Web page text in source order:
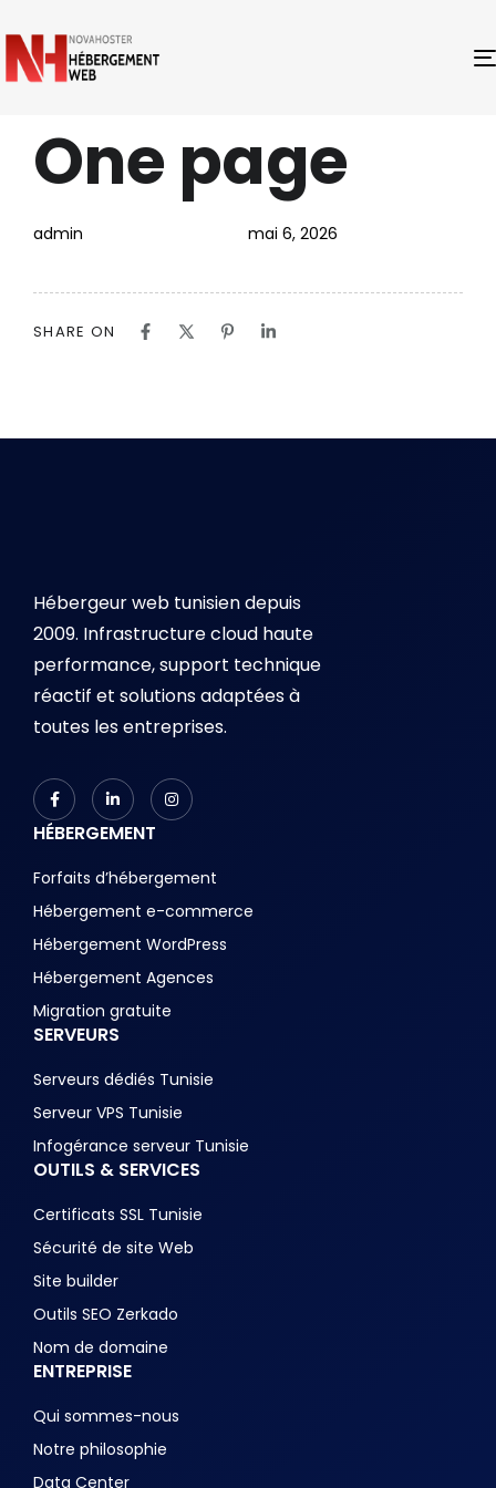
PUBLISHED
IN:
One page
Author
admin
Published
on:
mai 6, 2026
SHARE ON
Hébergeur web tunisien depuis
2009. Infrastructure cloud haute
performance, support technique
réactif et solutions adaptées à
toutes les entreprises.
HÉBERGEMENT
Forfaits d’hébergement
Hébergement e-commerce
Hébergement WordPress
Hébergement Agences
Migration gratuite
SERVEURS
Serveurs dédiés Tunisie
Serveur VPS Tunisie
Infogérance serveur Tunisie
OUTILS & SERVICES
Certificats SSL Tunisie
Sécurité de site Web
Site builder
Outils SEO Zerkado
Nom de domaine
ENTREPRISE
Qui sommes-nous
Notre philosophie
Data Center